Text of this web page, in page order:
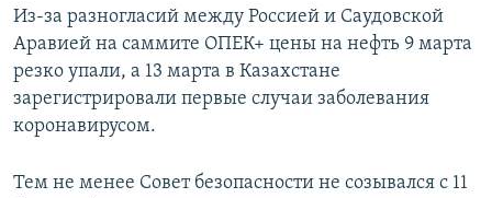
Из-за разногласий между Россией и Саудовской
Аравией на саммите ОПЕК+ цены на нефть 9 марта
резко упали, а 13 марта в Казахстане
зарегистрировали первые случаи заболевания
коронавирусом.
Тем не менее Совет безопасности не созывался с 11